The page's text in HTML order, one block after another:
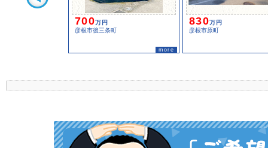
700万円
彦根市後三条町
more
830万円
彦根市原町